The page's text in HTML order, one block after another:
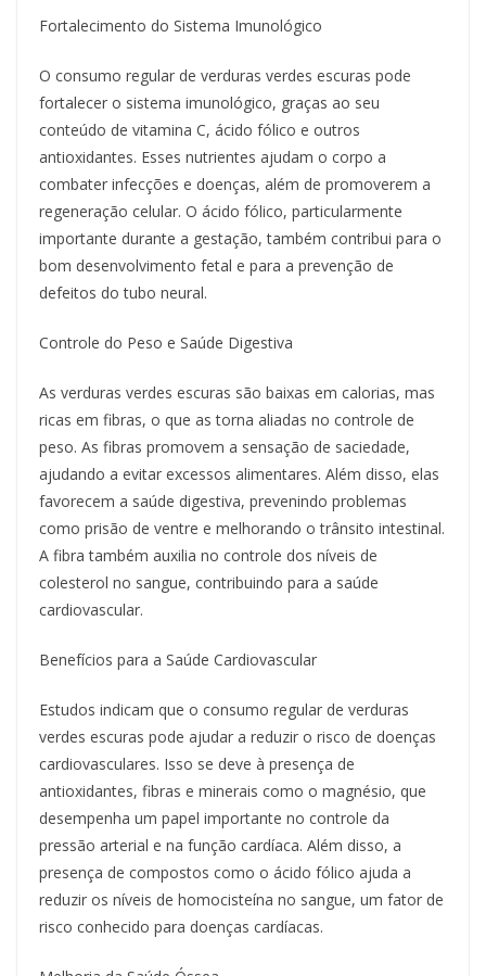
Fortalecimento do Sistema Imunológico
O consumo regular de verduras verdes escuras pode
fortalecer o sistema imunológico, graças ao seu
conteúdo de vitamina C, ácido fólico e outros
antioxidantes. Esses nutrientes ajudam o corpo a
combater infecções e doenças, além de promoverem a
regeneração celular. O ácido fólico, particularmente
importante durante a gestação, também contribui para o
bom desenvolvimento fetal e para a prevenção de
defeitos do tubo neural.
Controle do Peso e Saúde Digestiva
As verduras verdes escuras são baixas em calorias, mas
ricas em fibras, o que as torna aliadas no controle de
peso. As fibras promovem a sensação de saciedade,
ajudando a evitar excessos alimentares. Além disso, elas
favorecem a saúde digestiva, prevenindo problemas
como prisão de ventre e melhorando o trânsito intestinal.
A fibra também auxilia no controle dos níveis de
colesterol no sangue, contribuindo para a saúde
cardiovascular.
Benefícios para a Saúde Cardiovascular
Estudos indicam que o consumo regular de verduras
verdes escuras pode ajudar a reduzir o risco de doenças
cardiovasculares. Isso se deve à presença de
antioxidantes, fibras e minerais como o magnésio, que
desempenha um papel importante no controle da
pressão arterial e na função cardíaca. Além disso, a
presença de compostos como o ácido fólico ajuda a
reduzir os níveis de homocisteína no sangue, um fator de
risco conhecido para doenças cardíacas.